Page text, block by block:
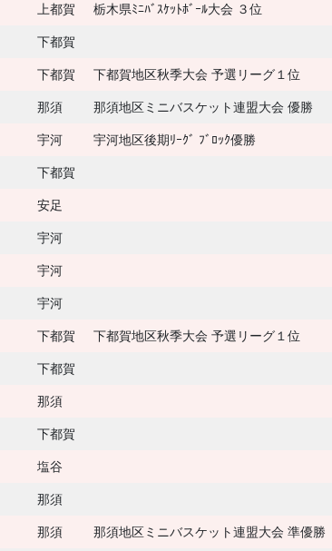
上都賀 栃木県ﾐﾆﾊﾞｽｹｯﾄﾎﾞｰﾙ大会 ３位
下都賀
下都賀 下都賀地区秋季大会 予選リーグ１位
那須 那須地区ミニバスケット連盟大会 優勝
宇河 宇河地区後期ﾘｰｸﾞ ﾌﾞﾛｯｸ優勝
下都賀
安足
宇河
宇河
宇河
下都賀 下都賀地区秋季大会 予選リーグ１位
下都賀
那須
下都賀
塩谷
那須
那須 那須地区ミニバスケット連盟大会 準優勝